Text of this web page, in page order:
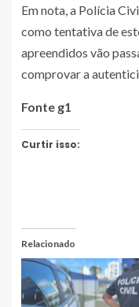
Em nota, a Polícia
como tentativa de
apreendidos vão
comprovar a
Fonte g1
Curtir isso:
Relacionado